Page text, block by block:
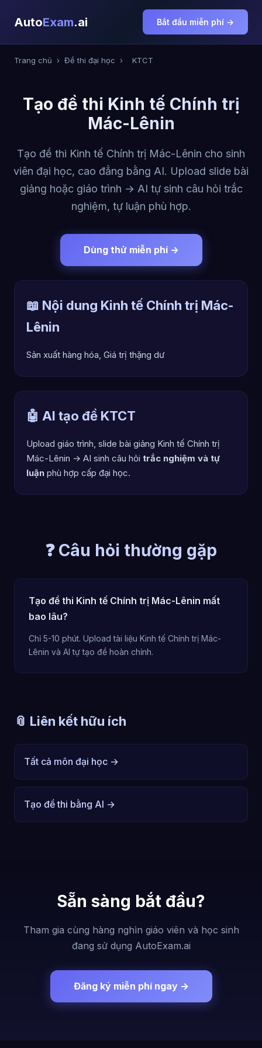
AutoExam.ai Bắt đầu miễn phí →
Trang chủ › Đề thi đại học › KTCT
Tạo đề thi Kinh tế Chính trị
Mác-Lênin
Tạo đề thi Kinh tế Chính trị Mác-Lênin cho sinh
viên đại học, cao đẳng bằng AI. Upload slide bài
giảng hoặc giáo trình → AI tự sinh câu hỏi trắc
nghiệm, tự luận phù hợp.
Dùng thử miễn phí →
📖 Nội dung Kinh tế Chính trị Mác-
Lênin
Sản xuất hàng hóa, Giá trị thặng dư
🤖 AI tạo đề KTCT
Upload giáo trình, slide bài giảng Kinh tế Chính trị
Mác-Lênin → AI sinh câu hỏi trắc nghiệm và tự
luận phù hợp cấp đại học.
❓ Câu hỏi thường gặp
Tạo đề thi Kinh tế Chính trị Mác-Lênin mất
bao lâu?
Chỉ 5-10 phút. Upload tài liệu Kinh tế Chính trị Mác-
Lênin và AI tự tạo đề hoàn chỉnh.
📎 Liên kết hữu ích
Tất cả môn đại học →
Tạo đề thi bằng AI →
Sẵn sàng bắt đầu?
Tham gia cùng hàng nghìn giáo viên và học sinh
đang sử dụng AutoExam.ai
Đăng ký miễn phí ngay →